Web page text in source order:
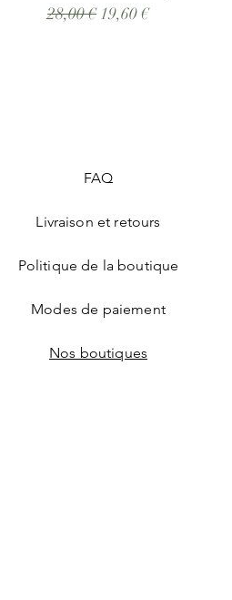
Prix original
28,00 € Prix promotionnel
19,60 €
FAQ
Livraison et retours
Politique de la boutique
Modes de paiement
Nos boutiques